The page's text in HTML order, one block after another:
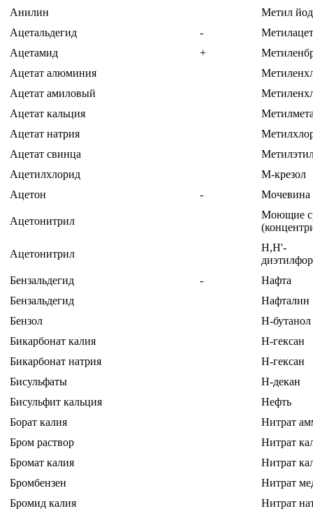
Анилин
Метил
Ацетальдегид
-
Ацетамид
+
Ацетат алюминия
Ацетат амиловый
Ацетат кальция
Ацетат натрия
Ацетат свинца
Ацетилхлорид
М-крезол
Ацетон
- Мочевина
Ацетонитрил
Моющие
Ацетонитрил
Н,Н'-
Бензальдегид
-
Нафта
Бензальдегид
Нафталин
Бензол
Н-бутанол
Бикарбонат калия
Н-гексан
Бикарбонат натрия
Н-гексан
Бисульфаты
Н-декан
Бисульфит кальция
Нефть
Борат калия
Нитрат
Бром раствор
Нитрат
Бромат калия
Нитрат
Бромбензен
Нитрат
Бромид калия
Нитрат